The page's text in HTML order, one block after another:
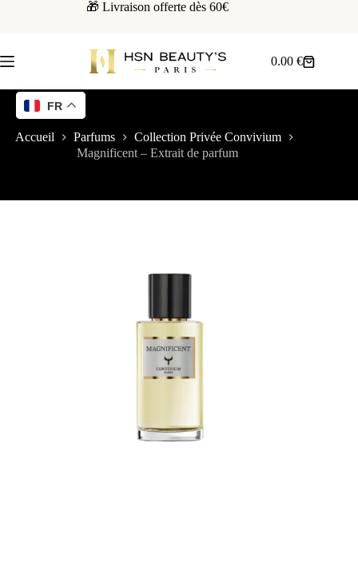
🎁 Livraison offerte dès 60€
0.00€
Accueil Parfums
Collection Privée Convivium
Magnificent – Extrait de parfum
FR